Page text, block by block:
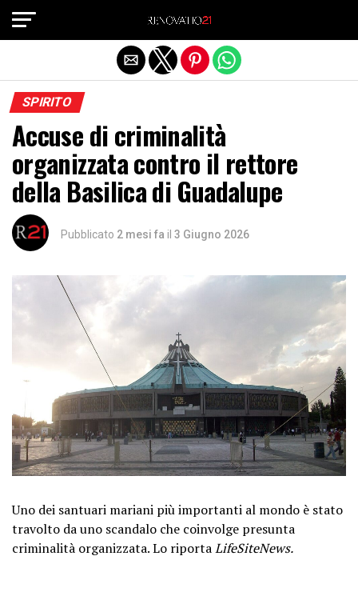
SPIRITO
Accuse di criminalità
organizzata contro il rettore
della Basilica di Guadalupe
Pubblicato 2 mesi fa il 3 Giugno 2026
Uno dei santuari mariani più importanti al mondo è stato
travolto da uno scandalo che coinvolge presunta
criminalità organizzata. Lo riportaLifeSiteNews.
Exit mobile version